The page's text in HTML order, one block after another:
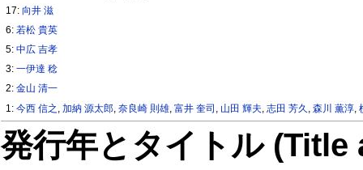
17:向井 滋
6:若松 貴英
5:中広 吉孝
3:一伊達 稔
2:金山 清一
1:今西 信之 ,加納 源太郎 ,奈良崎 則雄 ,富井 奎司 山田 輝夫 ,志田 芳久 ,森川 薫淳 ,
発行年とタイトル